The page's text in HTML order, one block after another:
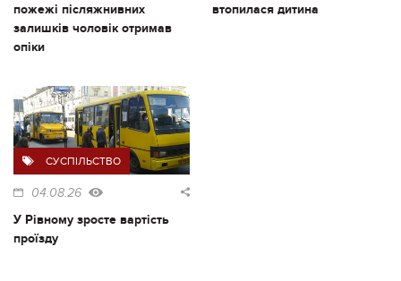
пожежі післяжнивних
залишків чоловік отримав
опіки
втопилася дитина
СУСПІЛЬСТВО
04.08.26
У Рівному зросте вартість
проїзду